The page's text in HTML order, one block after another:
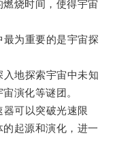
烧时间，使得宇宙
为重要的是宇宙探
地探索宇宙中未知
演化等谜团。
可以突破光速限
起源和演化，进一